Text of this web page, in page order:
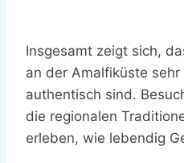
Insgesamt zeigt sich,
an der Amalfiküste
authentisch sind.
die regionalen
erleben, wie lebendig